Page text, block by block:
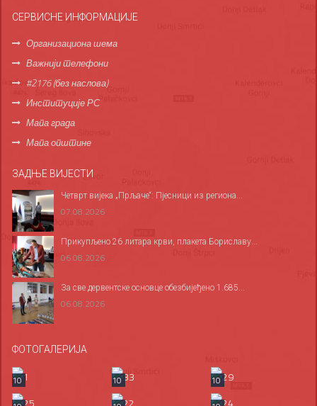
СЕРВИСНЕ ИНФОРМАЦИЈЕ
Организациона шема
Важнији телефони
#2176 (без наслова)
Институције РС
Мапа града
Мапа општине
ЗАДЊЕ ВИЈЕСТИ
Четврт вијека „Прљаче“: Пјесници из региона...
07.08.2026
Прикупљено 26 литара крви, плакета Бориславу...
06.08.2026
За све дервентске основце обезбијеђено 1.685...
06.08.2026
ФОТОГАЛЕРИЈА
10 10
10